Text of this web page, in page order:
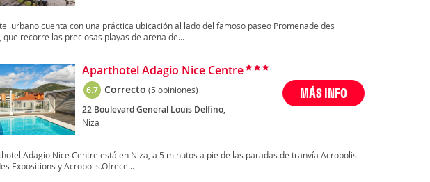
urbano cuenta con una práctica ubicación al lado del famoso paseo Promenade des
que recorre las preciosas playas de arena de...
Aparthotel Adagio Nice Centre
6.7 Correcto (5 opiniones)
22 Boulevard General Louis Delfino,
Niza
MÁS INFO
Adagio Nice Centre está en Niza, a 5 minutos a pie de las paradas de tranvía Acropolis
Expositions y Acropolis.Ofrece...